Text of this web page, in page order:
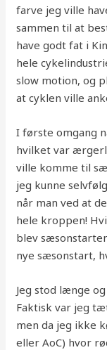
farve jeg ville
sammen til at
have godt fat i
hele
slow motion, og
at cyklen ville
I første omgang
hvilket var
ville komme til
jeg kunne
når man ved at
hele kroppen!
blev
nye sæsonstart,
Jeg stod længe
Faktisk var jeg
men da jeg ikke
eller AoC) hvor